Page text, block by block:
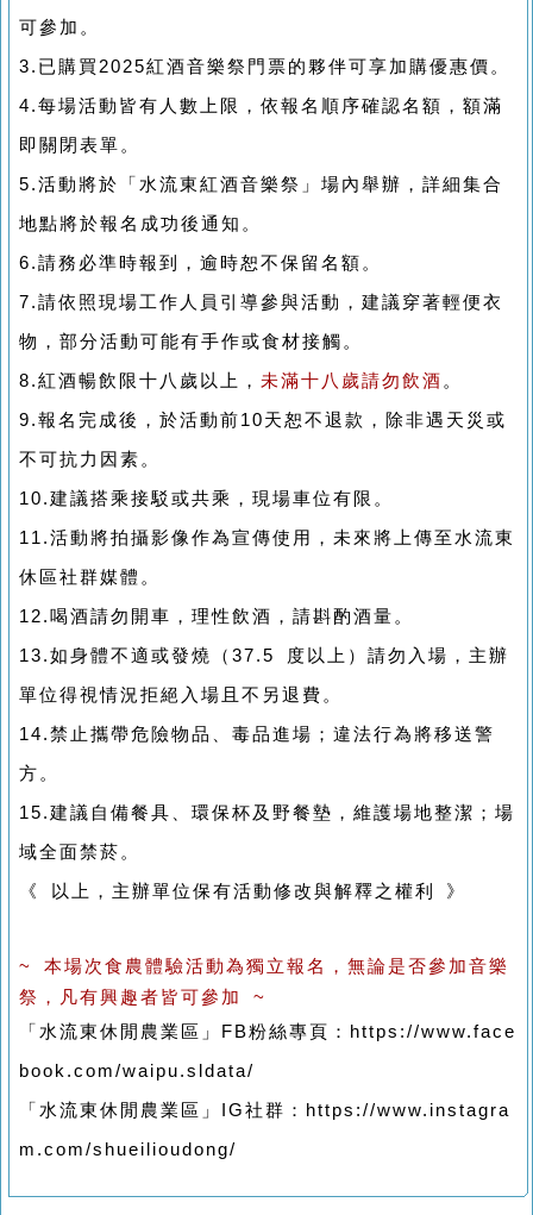
可參加。
3.已購買2025紅酒音樂祭門票的夥伴可享加購優惠價。
4.每場活動皆有人數上限，依報名順序確認名額，額滿
即關閉表單。
5.活動將於「水流東紅酒音樂祭」場內舉辦，詳細集合
地點將於報名成功後通知。
6.請務必準時報到，逾時恕不保留名額。
7.請依照現場工作人員引導參與活動，建議穿著輕便衣
物，部分活動可能有手作或食材接觸。
8.紅酒暢飲限十八歲以上， 未滿十八歲請勿飲酒 。
9.報名完成後，於活動前10天恕不退款，除非遇天災或
不可抗力因素。
10.建議搭乘接駁或共乘，現場車位有限。
11.活動將拍攝影像作為宣傳使用，未來將上傳至水流東
休區社群媒體。
12.喝酒請勿開車，理性飲酒，請斟酌酒量。
13.如身體不適或發燒（37.5 度以上）請勿入場，主辦
單位得視情況拒絕入場且不另退費。
14.禁止攜帶危險物品、毒品進場；違法行為將移送警
方。
15.建議自備餐具、環保杯及野餐墊，維護場地整潔；場
域全面禁菸。
《 以上，主辦單位保有活動修改與解釋之權利 》
~ 本場次食農體驗活動為獨立報名，無論是否參加音樂
祭，凡有興趣者皆可參加 ~
「水流東休閒農業區」FB粉絲專頁：https://www.face
book.com/waipu.sldata/
「水流東休閒農業區」IG社群：https://www.instagra
m.com/shueilioudong/